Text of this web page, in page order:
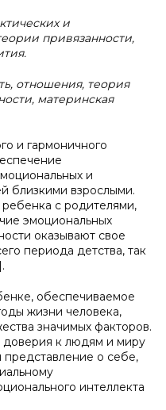
и
привязанности,
отношения, теория
материнская
и гармоничного
и
близкими взрослыми.
с родителями,
эмоциональных
оказывают свое
периода детства, так
обеспечиваемое
жизни человека,
значимых факторов.
доверия к людям и миру
представление о себе,
интеллекта